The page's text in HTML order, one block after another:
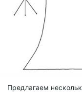
Предлагаем